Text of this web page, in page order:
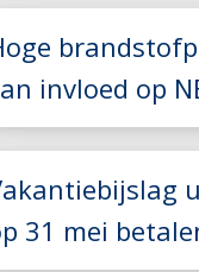
Lees meer
invloed op
31 mei